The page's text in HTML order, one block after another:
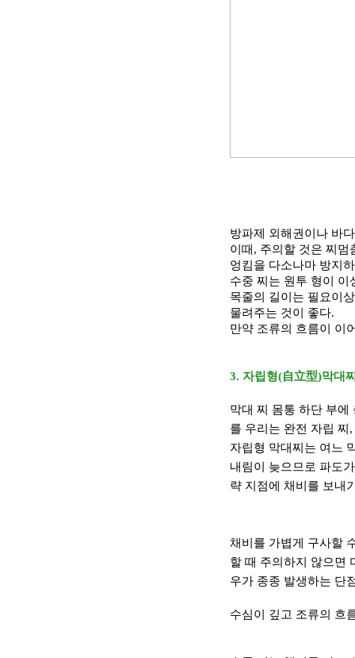
방파제 외해권이나 바
이때 , 주의할 것은 찌멈
엉킴을 다소나마 방지
수중 찌는 원투 형이 이
목줄의 길이는 필요이
물려주는 것이 좋다.
만약 조류의 흐름이 이
3. 자립형(自立型)막대
막대 찌 몸통 하단 부에
를 우리는 완전 자립 찌 ,
자립형 막대찌는 여느
내림이 늦으므로 파도
략 지점에 채비를 보내
채비를 가볍게 구사할
할 때 주의하지 않으면
우가 종종 발생하는 단
수심이 깊고 조류의 흐